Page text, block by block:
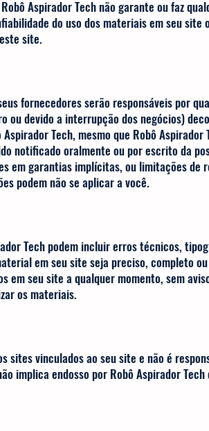
Aspirador Tech não garante ou faz
do uso dos materiais em seu
site.
fornecedores serão responsáveis ​​por
ou devido a interrupção dos negócios)
Tech, mesmo que Robô
notificado oralmente ou por escrito da
em garantias implícitas, ou limitações de
podem não se aplicar a você.
Tech podem incluir erros técnicos,
em seu site seja preciso, completo
em seu site a qualquer momento, sem
os materiais.
sites vinculados ao seu site e não é
implica endosso por Robô Aspirador